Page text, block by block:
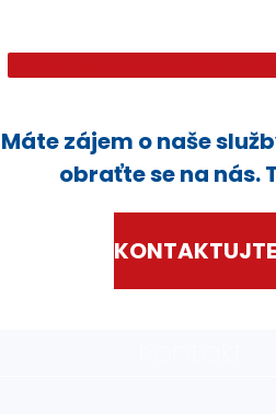
Máte zájem o naše
obraťte se na nás.